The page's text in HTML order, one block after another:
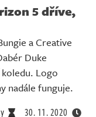
5 dříve,
a Creative
Duke
Logo
nadále funguje.
30. 11. 2020